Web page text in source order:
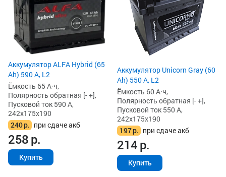
Аккумулятор ALFA Hybrid (65
Ah) 590 А, L2
Ёмкость 65 А·ч,
Полярность обратная [- +],
Пусковой ток 590 А,
242x175x190
240р. при сдаче акб
258р.
Купить
Аккумулятор Unicorn Gray (60
Ah) 550 А, L2
Ёмкость 60 А·ч,
Полярность обратная [- +],
Пусковой ток 550 А,
242x175x190
197р. при сдаче акб
214р.
Купить